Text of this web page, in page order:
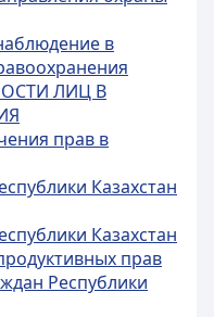
в
ЛИЦ В
прав в
Казахстан
Казахстан
прав
Республики